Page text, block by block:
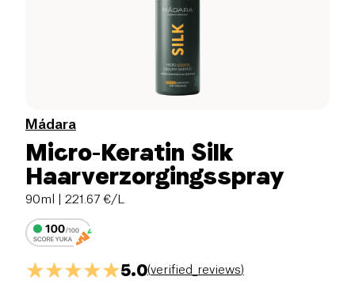
Mádara
Micro-Keratin Silk
Haarverzorgingsspray
90ml | 221.67 €/L
5.0(verified_reviews)